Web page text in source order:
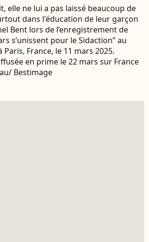
elle ne lui a pas laissé beaucoup de
dans l'éducation de leur garçon
Bent lors de l’enregistrement de
s’unissent pour le Sidaction” au
France, le 11 mars 2025.
en prime le 22 mars sur France
Bestimage